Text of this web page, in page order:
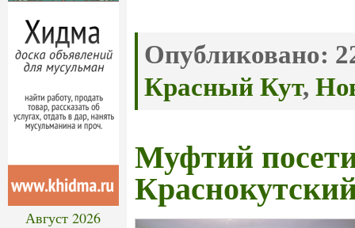
Август 2026
Опубликовано:
Красный Кут,
Муфтий